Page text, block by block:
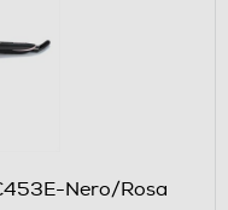
Nero/Rosa